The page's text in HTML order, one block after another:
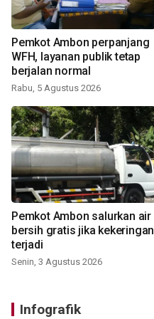
Pemkot Ambon perpanjang
WFH, layanan publik tetap
berjalan normal
Rabu, 5 Agustus 2026
Pemkot Ambon salurkan air
bersih gratis jika kekeringan
terjadi
Senin, 3 Agustus 2026
Infografik